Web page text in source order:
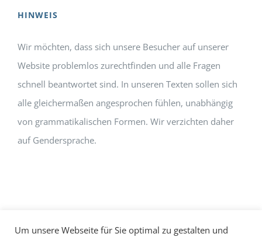
HINWEIS
Wir möchten, dass sich unsere Besucher auf unserer
Website problemlos zurechtfinden und alle Fragen
schnell beantwortet sind. In unseren Texten sollen sich
alle gleichermaßen angesprochen fühlen, unabhängig
von grammatikalischen Formen. Wir verzichten daher
auf Gendersprache.
Um unsere Webseite für Sie optimal zu gestalten und